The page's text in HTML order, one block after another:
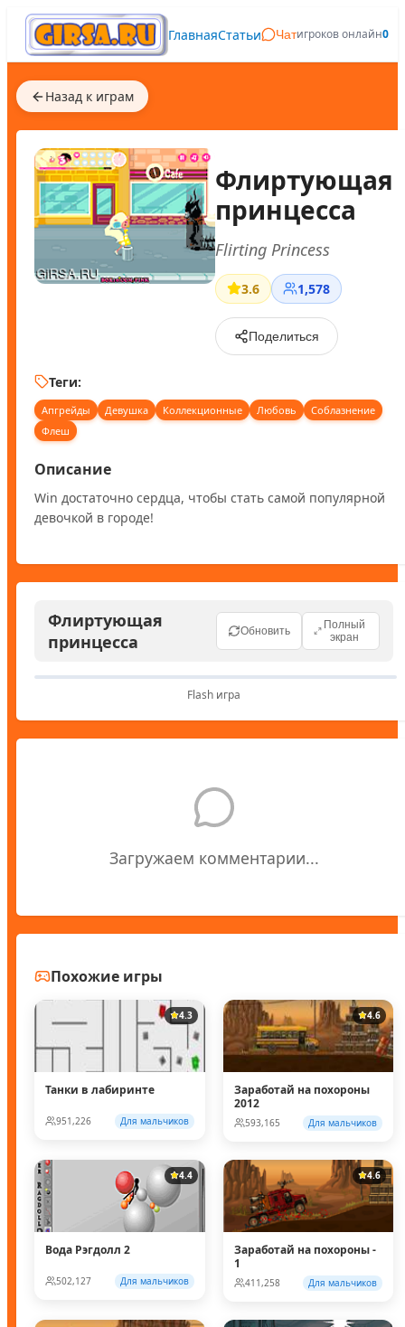
ГлавнаяСтатьи Чатигроков онлайн0
Назад к играм
Флиртующая
принцесса
Flirting Princess
3.6 1,578
Поделиться
Теги:
Апгрейды Девушка Коллекционные Любовь
Соблазнение
Флеш
Описание
Win достаточно сердца, чтобы стать самой популярной
девочкой в городе!
Флиртующая
принцесса
Обновить
Полный
экран
Flash игра
Загружаем комментарии...
Похожие игры
4.3
Танки в лабиринте
951,226 Для мальчиков
4.6
Заработай на похороны
2012
593,165 Для мальчиков
4.4
Вода Рэгдолл 2
502,127 Для мальчиков
4.6
Заработай на похороны -
1
411,258 Для мальчиков